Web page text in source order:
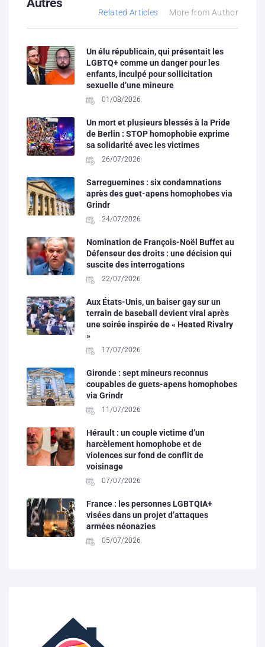
Autres
Related Articles More from Author
Un élu républicain, qui présentait les
LGBTQ+ comme un danger pour les
enfants, inculpé pour sollicitation
sexuelle d’une mineure
01/08/2026
Un mort et plusieurs blessés à la Pride
de Berlin : STOP homophobie exprime
sa solidarité avec les victimes
26/07/2026
Sarreguemines : six condamnations
après des guet-apens homophobes via
Grindr
24/07/2026
Nomination de François-Noël Buffet au
Défenseur des droits : une décision qui
suscite des interrogations
22/07/2026
Aux États-Unis, un baiser gay sur un
terrain de baseball devient viral après
une soirée inspirée de « Heated Rivalry
»
17/07/2026
Gironde : sept mineurs reconnus
coupables de guets-apens homophobes
via Grindr
11/07/2026
Hérault : un couple victime d’un
harcèlement homophobe et de
violences sur fond de conflit de
voisinage
07/07/2026
France : les personnes LGBTQIA+
visées dans un projet d’attaques
armées néonazies
05/07/2026